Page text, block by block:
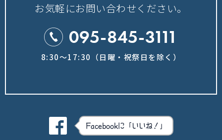
お気軽にお問い合わせください。
095-845-3111
8:30～17:30（日曜・祝祭日を除く）
Facebookに「いいね！」